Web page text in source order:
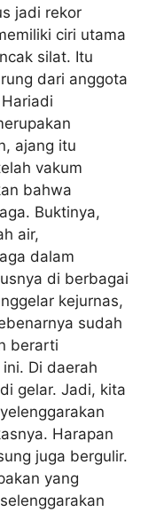
jadi rekor
ciri utama
silat. Itu
dari anggota
ajang itu
vakum
bahwa
Buktinya,
air,
dalam
di berbagai
kejurnas,
sudah
berarti
Di daerah
gelar. Jadi, kita
Harapan
juga bergulir.
yang